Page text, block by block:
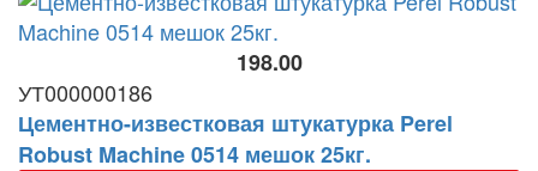
198.00
УТ000000186
Цементно-известковая штукатурка Perel
Robust Machine 0514 мешок 25кг.